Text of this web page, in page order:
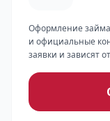
Оформление займа
и официальные
заявки и зависят